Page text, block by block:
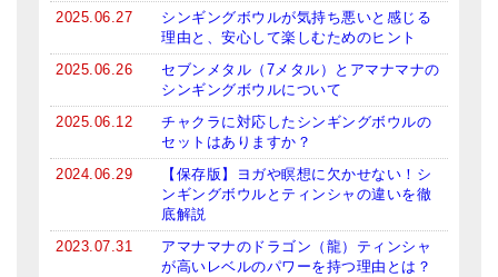
チベット・真マントラ香
お香定期購入（ラクとくサブスク）
チベット高僧のオラクルカード
シンギングボウル入門本・CD
2025.06.27
シンギングボウルが気持ち悪いと感じる
理由と、安心して楽しむためのヒント
2025.06.26
セブンメタル（7メタル）とアマナマナの
シンギングボウルについて
2025.06.12
チャクラに対応したシンギングボウルの
セットはありますか？
2024.06.29
【保存版】ヨガや瞑想に欠かせない！シ
ンギングボウルとティンシャの違いを徹
底解説
2023.07.31
アマナマナのドラゴン（龍）ティンシャ
が高いレベルのパワーを持つ理由とは？